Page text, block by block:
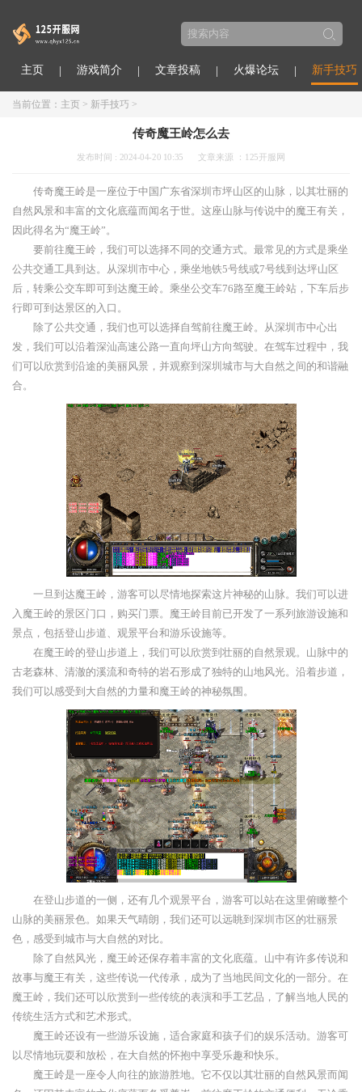
主页 游戏简介 文章投稿 火爆论坛 新手技巧
当前位置： 主页 > 新手技巧 >
传奇魔王岭怎么去
发布时间 : 2024-04-20 10:35 文章来源 ：125开服网
传奇魔王岭是一座位于中国广东省深圳市坪山区的山脉，以其壮丽的
自然风景和丰富的文化底蕴而闻名于世。这座山脉与传说中的魔王有关，
因此得名为“魔王岭”。
要前往魔王岭，我们可以选择不同的交通方式。最常见的方式是乘坐
公共交通工具到达。从深圳市中心，乘坐地铁5号线或7号线到达坪山区
后，转乘公交车即可到达魔王岭。乘坐公交车76路至魔王岭站，下车后步
行即可到达景区的入口。
除了公共交通，我们也可以选择自驾前往魔王岭。从深圳市中心出
发，我们可以沿着深汕高速公路一直向坪山方向驾驶。在驾车过程中，我
们可以欣赏到沿途的美丽风景，并观察到深圳城市与大自然之间的和谐融
合。
一旦到达魔王岭，游客可以尽情地探索这片神秘的山脉。我们可以进
入魔王岭的景区门口，购买门票。魔王岭目前已开发了一系列旅游设施和
景点，包括登山步道、观景平台和游乐设施等。
在魔王岭的登山步道上，我们可以欣赏到壮丽的自然景观。山脉中的
古老森林、清澈的溪流和奇特的岩石形成了独特的山地风光。沿着步道，
我们可以感受到大自然的力量和魔王岭的神秘氛围。
在登山步道的一侧，还有几个观景平台，游客可以站在这里俯瞰整个
山脉的美丽景色。如果天气晴朗，我们还可以远眺到深圳市区的壮丽景
色，感受到城市与大自然的对比。
除了自然风光，魔王岭还保存着丰富的文化底蕴。山中有许多传说和
故事与魔王有关，这些传说一代传承，成为了当地民间文化的一部分。在
魔王岭，我们还可以欣赏到一些传统的表演和手工艺品，了解当地人民的
传统生活方式和艺术形式。
魔王岭还设有一些游乐设施，适合家庭和孩子们的娱乐活动。游客可
以尽情地玩耍和放松，在大自然的怀抱中享受乐趣和快乐。
魔王岭是一座令人向往的旅游胜地。它不仅以其壮丽的自然风景而闻